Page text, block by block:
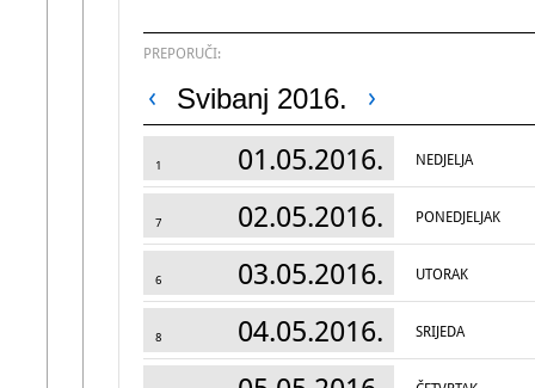
PREPORUČI:
Svibanj 2016.
1 01.05.2016. NEDJELJA
7 02.05.2016. PONEDJELJAK
6 03.05.2016. UTORAK
8 04.05.2016. SRIJEDA